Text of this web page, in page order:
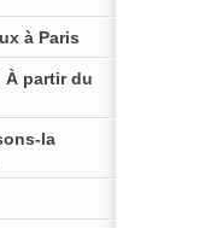
à Paris
À partir du
la